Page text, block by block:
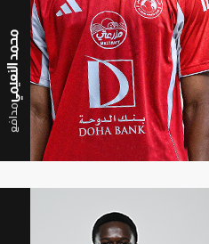
محمد النعيمي
مدافع